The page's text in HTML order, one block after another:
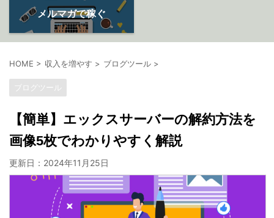
メルマガで稼ぐ
HOME > 収入を増やす > ブログツール >
ブログツール
【簡単】エックスサーバーの解約方法を
画像5枚でわかりやすく解説
更新日： 2024年11月25日